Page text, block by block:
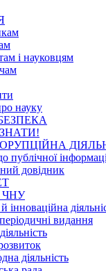
і науковцям
науку
публічної
довідник
ЧНУ
інноваційна
видання
діяльність